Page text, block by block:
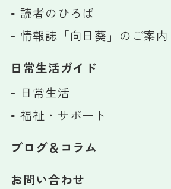
読者のひろば
情報誌「向日葵」のご案内
日常生活ガイド
日常生活
福祉・サポート
ブログ＆コラム
お問い合わせ